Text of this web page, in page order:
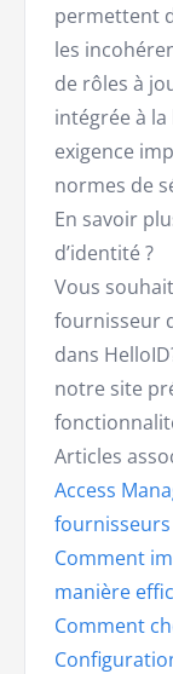
permettent
les
de rôles à
intégrée à la
exigence
normes de
En savoir
d’identité ?
Vous
fournisseur
dans
notre site
Articles
Access
Comment
manière
Comment